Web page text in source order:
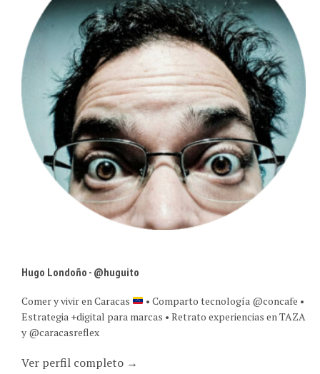
Hugo Londoño - @huguito
Comer y vivir en Caracas
• Comparto tecnología @concafe •
Estrategia +digital para marcas • Retrato experiencias en TAZA
y @caracasreflex
Ver perfil completo →